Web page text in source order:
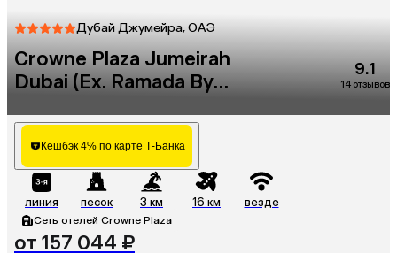
Дубай Джумейра, ОАЭ
Crowne Plaza Jumeirah
Dubai (Ex. Ramada By
9.1
14 отзывов
Кешбэк 4% по карте Т-Банка
линия песок 3 км 16 км везде
Сеть отелей Crowne Plaza
от 157 044 ₽